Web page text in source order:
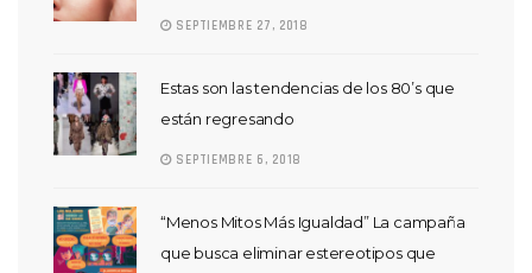
SEPTIEMBRE 27, 2018
Estas son las tendencias de los 80’s que
están regresando
SEPTIEMBRE 6, 2018
“Menos Mitos Más Igualdad” La campaña
que busca eliminar estereotipos que